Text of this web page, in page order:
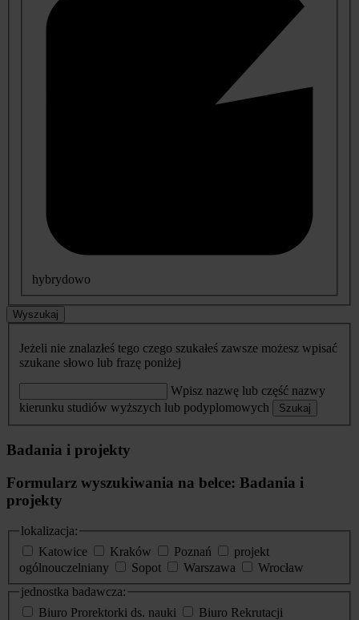
hybrydowo
Wyszukaj
Jeżeli nie znalazłeś tego czego szukałeś zawsze możesz wpisać
szukane słowo lub frazę poniżej
Wpisz nazwę lub część nazwy
kierunku studiów wyższych lub podyplomowych
Szukaj
Badania i projekty
Formularz wyszukiwania na belce: Badania i
projekty
lokalizacja:
Katowice
Kraków Poznań
projekt
ogólnouczelniany
Sopot Warszawa
Wrocław
jednostka badawcza:
Biuro Prorektorki ds. nauki
Biuro Rekrutacji